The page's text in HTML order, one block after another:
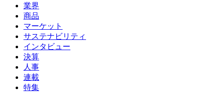
業界
商品
マーケット
サステナビリティ
インタビュー
決算
人事
連載
特集